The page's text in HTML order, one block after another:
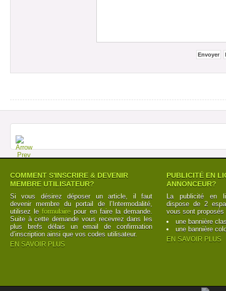
COMMENT S'INSCRIRE & DEVENIR
MEMBRE UTILISATEUR?
Si vous désirez déposer un article, il faut
devenir membre du portail de l’Intermodalité,
utilisez leformulaire pour en faire la demande.
Suite à cette demande vous recevrez dans les
plus brefs délais un email de confirmation
d’inscription ainsi que vos codes utilisateur.
EN SAVOIR PLUS
PUBLICITÉ EN
ANNONCEUR?
La publicité en
dispose de 2
vous sont proposés
une bannière
une bannière
EN SAVOIR PLUS